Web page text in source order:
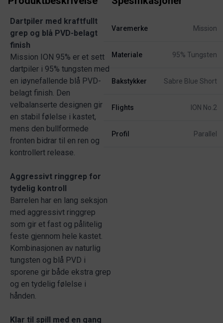
Dartpiler med kraftfullt
grep og blå PVD-belagt
finish
Mission ION 95% er et sett
dartpiler i 95% tungsten med
en iøynefallende blå PVD-
belagt finish. Den
velbalanserte designen gir
en stabil følelse i kastet,
mens den bullformede
fronten bidrar til en ren og
kontrollert release.
Aggressivt ringgrep for
tydelig kontroll
Barrelen har en lang seksjon
med aggressivt ringgrep
som gir et fast og pålitelig
feste gjennom hele kastet.
Kombinasjonen av naturlig
tungsten og blå PVD i
sporene gir både ekstra grep
og en tydelig følelse i
hånden.
Klar til spill med en gang
Varemerke Mission
Materiale 95% Tungsten
Bakstykker Sabre Blue Short
Flights ION No.2
Profil Parallel